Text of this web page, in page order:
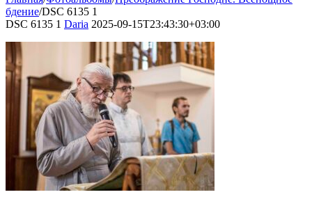
бдение/DSC 6135 1
DSC 6135 1 Daria 2025-09-15T23:43:30+03:00